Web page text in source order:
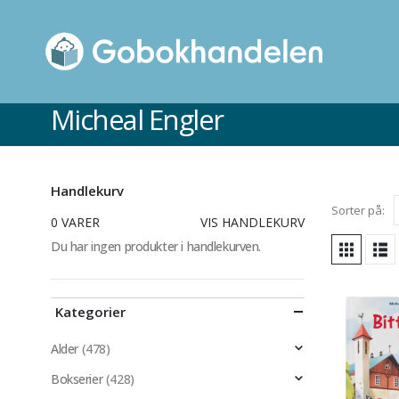
Micheal Engler
Sorter på:
Handlekurv
0 VARER
VIS HANDLEKURV
Du har ingen produkter i handlekurven.
Kategorier
Alder (478)
Bokserier(428)